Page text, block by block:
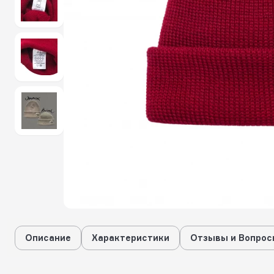
Описание Характеристики Отзывы и